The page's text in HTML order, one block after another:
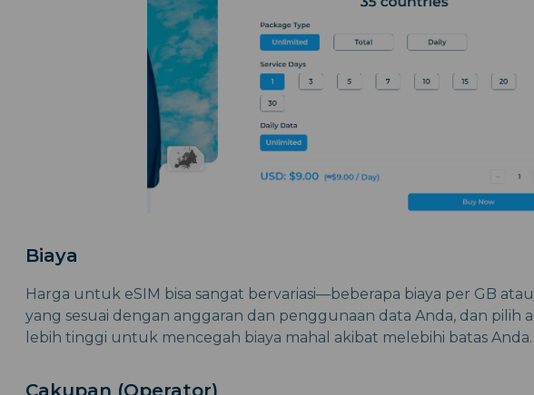
Biaya
Harga untuk eSIM bisa sangat bervariasi—beberapa biaya per GB
yang sesuai dengan anggaran dan penggunaan data Anda, dan pilih
lebih tinggi untuk mencegah biaya mahal akibat melebihi batas Anda.